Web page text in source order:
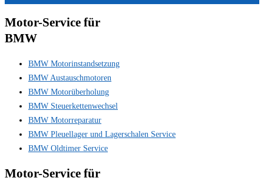
Motor-Service für
BMW
BMW Motorinstandsetzung
BMW Austauschmotoren
BMW Motorüberholung
BMW Steuerkettenwechsel
BMW Motorreparatur
BMW Pleuellager und Lagerschalen Service
BMW Oldtimer Service
Motor-Service für